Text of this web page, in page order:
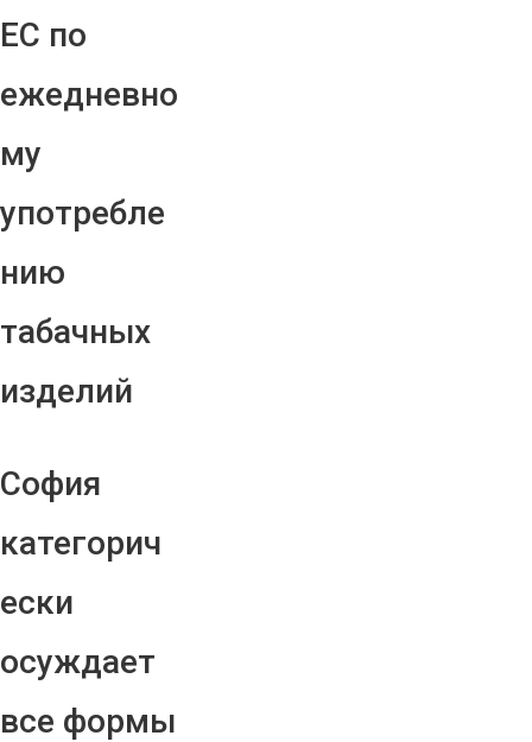
ЕС по
ежедневно
му
употребле
нию
табачных
изделий
София
категорич
ески
осуждает
все формы